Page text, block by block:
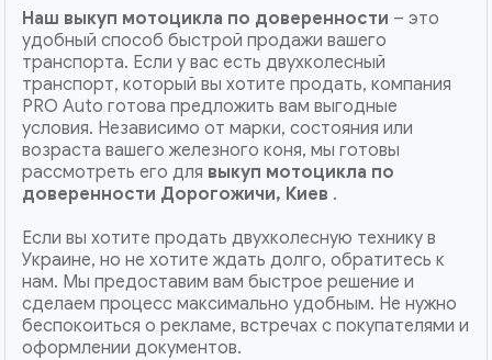
Наш выкуп мотоцикла по доверенности – это
удобный способ быстрой продажи вашего
транспорта. Если у вас есть двухколесный
транспорт, который вы хотите продать, компания
PRO Auto готова предложить вам выгодные
условия. Независимо от марки, состояния или
возраста вашего железного коня, мы готовы
рассмотреть его для выкуп мотоцикла по
доверенности Дорогожичи, Киев .
Если вы хотите продать двухколесную технику в
Украине, но не хотите ждать долго, обратитесь к
нам. Мы предоставим вам быстрое решение и
сделаем процесс максимально удобным. Не нужно
беспокоиться о рекламе, встречах с покупателями и
оформлении документов.